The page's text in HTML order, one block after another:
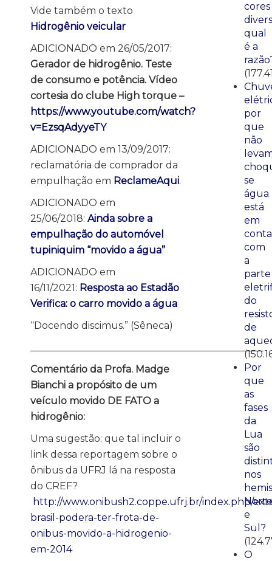
Vide também o texto
Hidrogênio veicular
ADICIONADO em 26/05/2017:
Gerador de hidrogênio. Teste
de consumo e potência. Vídeo
cortesia do clube High torque –
https://www.youtube.com/watch?
v=EzsqAdyyeTY
ADICIONADO em 13/09/2017:
reclamatória de comprador da
empulhação em ReclameAqui.
ADICIONADO em
25/06/2018: Ainda sobre a
empulhação do automóvel
tupiniquim “movido a água”
ADICIONADO em
16/11/2021: Resposta ao Estadão
Verifica: o carro movido a água
“Docendo discimus.” (Sêneca)
________________________________________________
Comentário da Profa. Madge
Bianchi a propósito de um
veículo movido DE FATO a
hidrogênio:
Uma sugestão: que tal incluir o
link dessa reportagem sobre o
ônibus da UFRJ lá na resposta
do CREF?
http://www.onibush2.coppe.ufrj.br/index.php/
brasil-podera-ter-frota-de-
onibus-movido-a-hidrogenio-
em-2014
cores
qual
é a
por
que
não
se
água
está
em
com
a
parte
do
de
Por
que
as
fases
da
Lua
são
nos
Norte
e
Sul?
O